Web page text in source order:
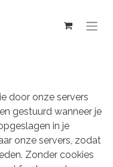
door onze servers
gestuurd wanneer je
in je
onze servers, zodat
Zonder cookies